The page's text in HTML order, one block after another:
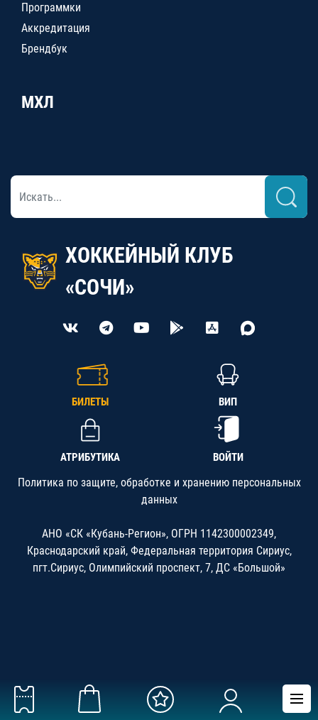
Программки
Аккредитация
Брендбук
МХЛ
ХОККЕЙНЫЙ КЛУБ
«СОЧИ»
БИЛЕТЫ ВИП
АТРИБУТИКА ВОЙТИ
Политика по защите, обработке и хранению персональных
данных
АНО «СК «Кубань-Регион», ОГРН 1142300002349,
Краснодарский край, Федеральная территория Сириус,
пгт.Сириус, Олимпийский проспект, 7, ДС «Большой»